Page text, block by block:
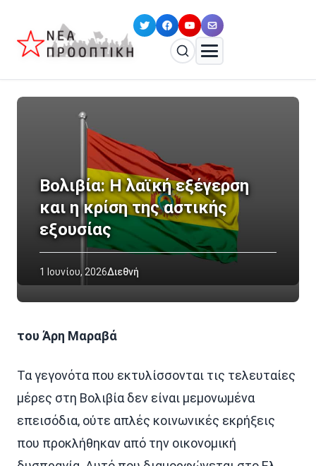
Βολιβία: Η λαϊκή εξέγερση
και η κρίση της αστικής
εξουσίας
1 Ιουνίου, 2026Διεθνή
του Άρη Μαραβά
Τα γεγονότα που εκτυλίσσονται τις τελευταίες
μέρες στη Βολιβία δεν είναι μεμονωμένα
επεισόδια, ούτε απλές κοινωνικές εκρήξεις
που προκλήθηκαν από την οικονομική